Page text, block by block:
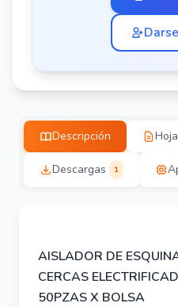
Descripción
Descargas 1
AISLADOR DE
CERCAS
50PZAS X BOLSA